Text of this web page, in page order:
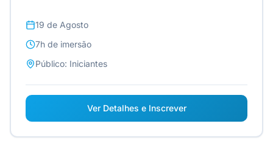
19 de Agosto
7h de imersão
Público: Iniciantes
Ver Detalhes e Inscrever